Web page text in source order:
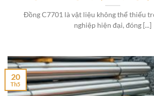
Đồng C7701 là vật liệu không thể thiếu
nghiệp hiện đại, đóng [...]
20
Th5